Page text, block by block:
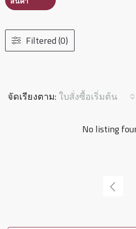
Filtered (0)
จัดเรียงตาม:ใบสั่งซื้อเริ่มต้น
No listing